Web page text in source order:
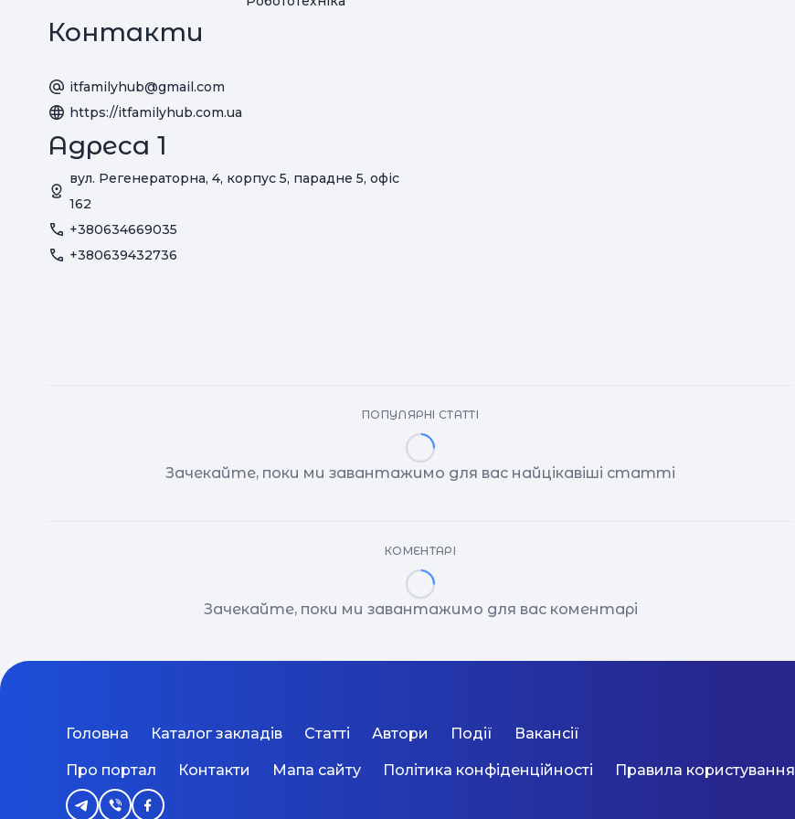
Контакти
itfamilyhub@gmail.com
https://itfamilyhub.com.ua
Адреса 1
вул. Регенераторна, 4, корпус 5, парадне 5, офіс
162
+380634669035
+380639432736
ПОПУЛЯРНІ СТАТТІ
Зачекайте, поки ми завантажимо для вас найцікавіші статті
КОМЕНТАРІ
Зачекайте, поки ми завантажимо для вас коментарі
Головна Каталог закладів Статті Автори Події Вакансії
Про портал Контакти Мапа сайту Політика конфіденційності Правила користування